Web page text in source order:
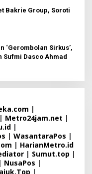
Bakrie Group, Soroti
‘Gerombolan Sirkus’,
Sufmi Dasco Ahmad
|
| Metro24jam.net |
|
| WasantaraPos |
| HarianMetro.id
| Sumut.top |
| NusaPos |
|